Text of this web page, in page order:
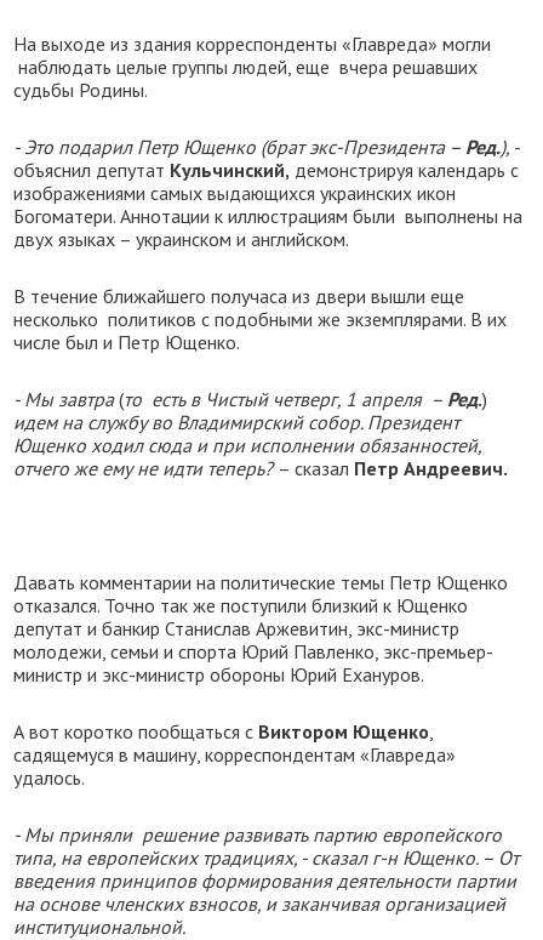
На выходе из здания корреспонденты «Главреда» могли
наблюдать целые группы людей, еще вчера решавших
судьбы Родины.
- Это подарил Петр Ющенко (брат экс-Президента – Ред.), -
объяснил депутат Кульчинский, демонстрируя календарь с
изображениями самых выдающихся украинских икон
Богоматери. Аннотации к иллюстрациям были выполнены на
двух языках – украинском и английском.
В течение ближайшего получаса из двери вышли еще
несколько политиков с подобными же экземплярами. В их
числе был и Петр Ющенко.
- Мы завтра(то есть в Чистый четверг, 1 апреля – Ред.)
идем на службу во Владимирский собор. Президент
Ющенко ходил сюда и при исполнении обязанностей,
отчего же ему не идти теперь? – сказал Петр Андреевич.
Давать комментарии на политические темы Петр Ющенко
отказался. Точно так же поступили близкий к Ющенко
депутат и банкир Станислав Аржевитин, экс-министр
молодежи, семьи и спорта Юрий Павленко, экс-премьер-
министр и экс-министр обороны Юрий Ехануров.
А вот коротко пообщаться с Виктором Ющенко,
садящемуся в машину, корреспондентам «Главреда»
удалось.
- Мы приняли решение развивать партию европейского
типа, на европейских традициях, - сказал г-н Ющенко. – От
введения принципов формирования деятельности партии
на основе членских взносов, и заканчивая организацией
институциональной.